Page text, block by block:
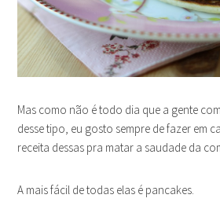
Mas como não é todo dia que a gente
desse tipo, eu gosto sempre de fazer em
receita dessas pra matar a saudade da
A mais fácil de todas elas é pancakes.